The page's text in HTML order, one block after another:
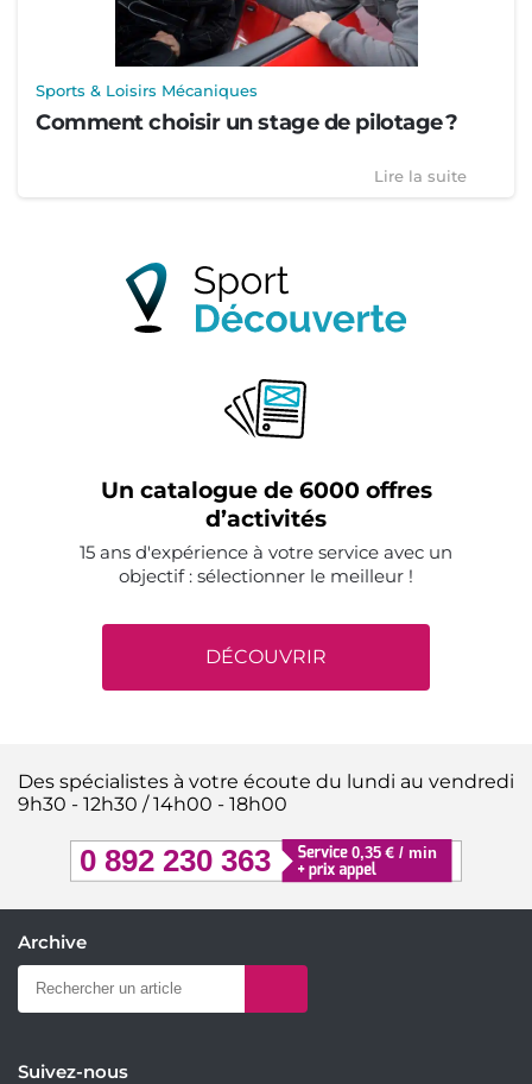
Sports & Loisirs Mécaniques
Comment choisir un stage de pilotage ?
Lire la suite
Un catalogue de 6000 offres
d’activités
15 ans d'expérience à votre service avec un
objectif : sélectionner le meilleur !
DÉCOUVRIR
Des spécialistes à votre écoute du lundi au vendredi
9h30 - 12h30 / 14h00 - 18h00
Archive
Suivez-nous